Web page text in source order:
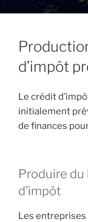
d’impôt
Le crédit
initialement
de finances
Produire
d’impôt
Les entreprises